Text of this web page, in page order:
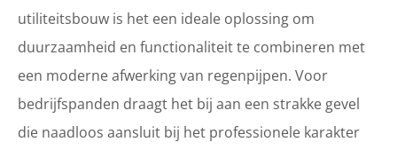
utiliteitsbouw is het een ideale oplossing om
duurzaamheid en functionaliteit te combineren met
een moderne afwerking van regenpijpen. Voor
bedrijfspanden draagt het bij aan een strakke gevel
die naadloos aansluit bij het professionele karakter